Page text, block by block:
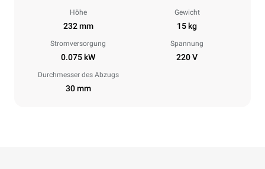
Höhe
232 mm
Gewicht
15 kg
Stromversorgung
0.075 kW
Spannung
220 V
Durchmesser des Abzugs
30 mm